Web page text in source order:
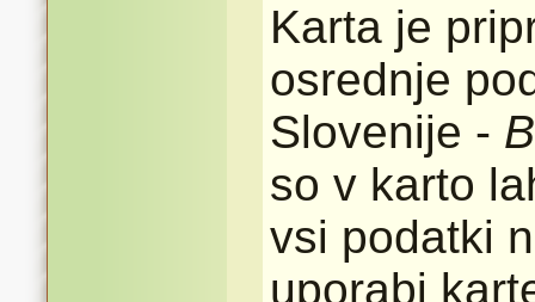
Karta je
osrednje
Slovenije -
so v karto
vsi podatki
uporabi